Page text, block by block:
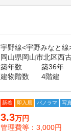
宇野線<宇野みなと
岡山県岡山市北区西
築年数
築36年
建物階数
4階建
新着 即入居 パノラマ 写
3.3万円
管理費等：3,000円